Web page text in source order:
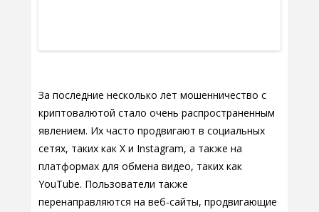
За последние несколько лет мошенничество с
криптовалютой стало очень распространенным
явлением. Их часто продвигают в социальных
сетях, таких как X и Instagram, а также на
платформах для обмена видео, таких как
YouTube. Пользователи также
перенаправляются на веб-сайты, продвигающие